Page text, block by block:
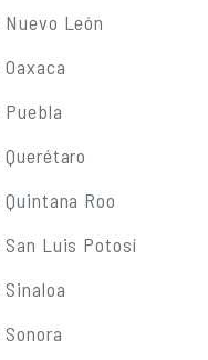
León
Roo
Luis Potosí